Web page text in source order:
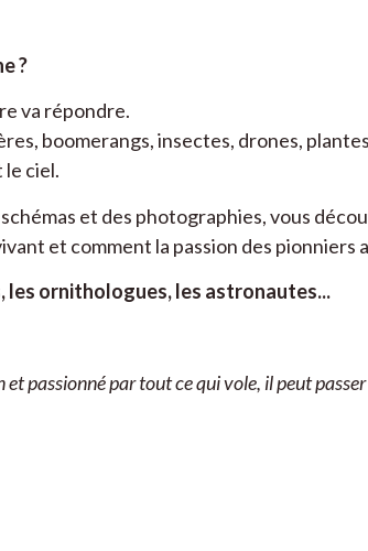
?
va répondre.
boomerangs, insectes, drones,
ciel.
et des photographies, vous
et comment la passion des pionniers
les ornithologues, les astronautes...
par tout ce qui vole, il peut